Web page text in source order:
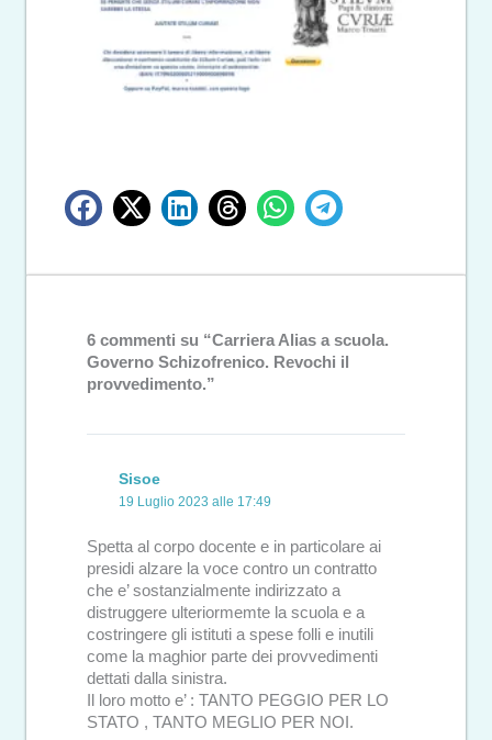
6 commenti su “Carriera Alias a scuola.
Governo Schizofrenico. Revochi il
provvedimento.”
Sisoe
19 Luglio 2023 alle 17:49
Spetta al corpo docente e in particolare ai
presidi alzare la voce contro un contratto
che e’ sostanzialmente indirizzato a
distruggere ulteriormemte la scuola e a
costringere gli istituti a spese folli e inutili
come la maghior parte dei provvedimenti
dettati dalla sinistra.
Il loro motto e’ : TANTO PEGGIO PER LO
STATO , TANTO MEGLIO PER NOI.